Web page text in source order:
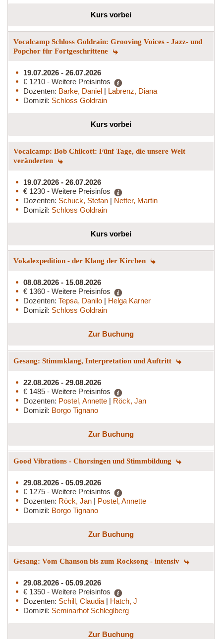
Kurs vorbei
Vocalcamp Schloss Goldrain: Grooving Voices - Jazz- und
Popchor für Fortgeschrittene
19.07.2026 - 26.07.2026
€ 1210 - Weitere Preisinfos
Dozenten: Barke, Daniel | Labrenz, Diana
Domizil: Schloss Goldrain
Kurs vorbei
Vocalcamp: Bob Chilcott: Fünf Tage, die unsere Welt
veränderten
19.07.2026 - 26.07.2026
€ 1230 - Weitere Preisinfos
Dozenten: Schuck, Stefan | Netter, Martin
Domizil: Schloss Goldrain
Kurs vorbei
Vokalexpedition - der Klang der Kirchen
08.08.2026 - 15.08.2026
€ 1360 - Weitere Preisinfos
Dozenten: Tepsa, Danilo | Helga Karner
Domizil: Schloss Goldrain
Zur Buchung
Gesang: Stimmklang, Interpretation und Auftritt
22.08.2026 - 29.08.2026
€ 1485 - Weitere Preisinfos
Dozenten: Postel, Annette | Röck, Jan
Domizil: Borgo Tignano
Zur Buchung
Good Vibrations - Chorsingen und Stimmbildung
29.08.2026 - 05.09.2026
€ 1275 - Weitere Preisinfos
Dozenten: Röck, Jan | Postel, Annette
Domizil: Borgo Tignano
Zur Buchung
Gesang: Vom Chanson bis zum Rocksong - intensiv
29.08.2026 - 05.09.2026
€ 1350 - Weitere Preisinfos
Dozenten: Schill, Claudia | Hatch, J
Domizil: Seminarhof Schleglberg
Zur Buchung